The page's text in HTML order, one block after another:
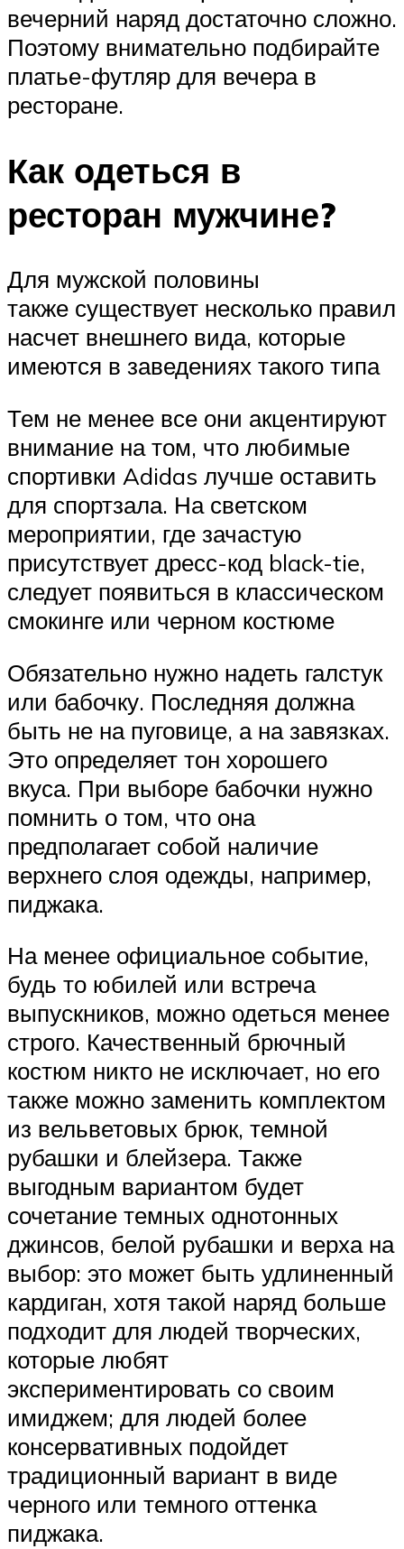
вечерний наряд достаточно сложно.
Поэтому внимательно подбирайте
платье-футляр для вечера в
ресторане.
Как одеться в
ресторан мужчине?
Для мужской половины
также существует несколько правил
насчет внешнего вида, которые
имеются в заведениях такого типа
Тем не менее все они акцентируют
внимание на том, что любимые
спортивки Adidas лучше оставить
для спортзала. На светском
мероприятии, где зачастую
присутствует дресс-код black-tie,
следует появиться в классическом
смокинге или черном костюме
Обязательно нужно надеть галстук
или бабочку. Последняя должна
быть не на пуговице, а на завязках.
Это определяет тон хорошего
вкуса. При выборе бабочки нужно
помнить о том, что она
предполагает собой наличие
верхнего слоя одежды, например,
пиджака.
На менее официальное событие,
будь то юбилей или встреча
выпускников, можно одеться менее
строго. Качественный брючный
костюм никто не исключает, но его
также можно заменить комплектом
из вельветовых брюк, темной
рубашки и блейзера. Также
выгодным вариантом будет
сочетание темных однотонных
джинсов, белой рубашки и верха на
выбор: это может быть удлиненный
кардиган, хотя такой наряд больше
подходит для людей творческих,
которые любят
экспериментировать со своим
имиджем; для людей более
консервативных подойдет
традиционный вариант в виде
черного или темного оттенка
пиджака.